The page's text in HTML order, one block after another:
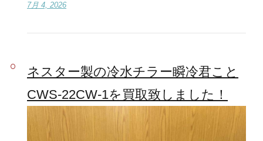
7月 4, 2026
ネスター製の冷水チラー瞬冷君こと
CWS-22CW-1を買取致しました！